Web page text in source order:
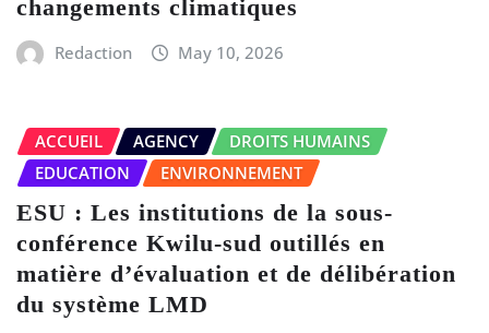
changements climatiques
Redaction May 10, 2026
ACCUEIL AGENCY
DROITS HUMAINS
EDUCATION
ENVIRONNEMENT
ESU : Les institutions de la sous-
conférence Kwilu-sud outillés en
matière d’évaluation et de délibération
du système LMD